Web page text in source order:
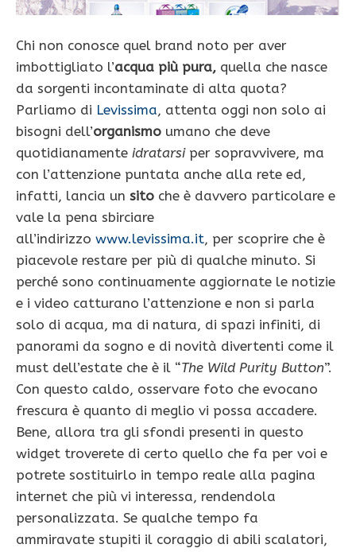
Chi non conosce quel brand noto per aver
imbottigliato l’acqua più pura, quella che nasce
da sorgenti incontaminate di alta quota?
Parliamo di Levissima, attenta oggi non solo ai
bisogni dell’organismo umano che deve
quotidianamente idratarsiper sopravvivere, ma
con l’attenzione puntata anche alla rete ed,
infatti, lancia un sito che è davvero particolare e
vale la pena sbirciare
all’indirizzo www.levissima.it, per scoprire che è
piacevole restare per più di qualche minuto. Si
perché sono continuamente aggiornate le notizie
e i video catturano l’attenzione e non si parla
solo di acqua, ma di natura, di spazi infiniti, di
panorami da sogno e di novità divertenti come il
must dell’estate che è il “The Wild Purity Button”.
Con questo caldo, osservare foto che evocano
frescura è quanto di meglio vi possa accadere.
Bene, allora tra gli sfondi presenti in questo
widget troverete di certo quello che fa per voi e
potrete sostituirlo in tempo reale alla pagina
internet che più vi interessa, rendendola
personalizzata. Se qualche tempo fa
ammiravate stupiti il coraggio di abili scalatori,